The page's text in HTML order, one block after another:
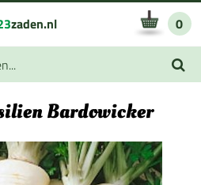
zaden.nl 0
Bardowicker